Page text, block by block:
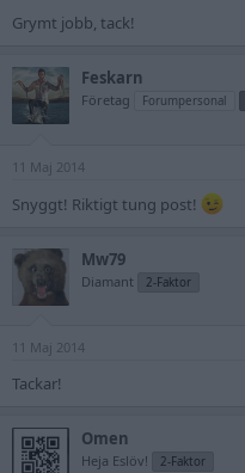
Grymt jobb, tack!
Feskarn
Företag Forumpersonal
11 Maj 2014
Snyggt! Riktigt tung post!
Mw79
Diamant 2-Faktor
11 Maj 2014
Tackar!
Omen
Heja Eslöv! 2-Faktor